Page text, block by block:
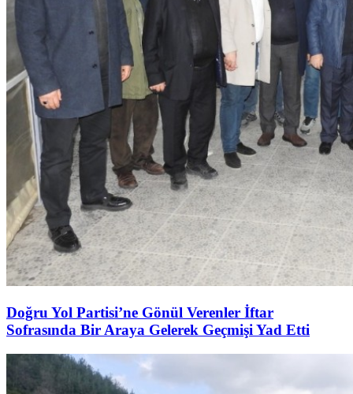
Doğru Yol Partisi’ne Gönül Verenler İftar
Sofrasında Bir Araya Gelerek Geçmişi Yad Etti